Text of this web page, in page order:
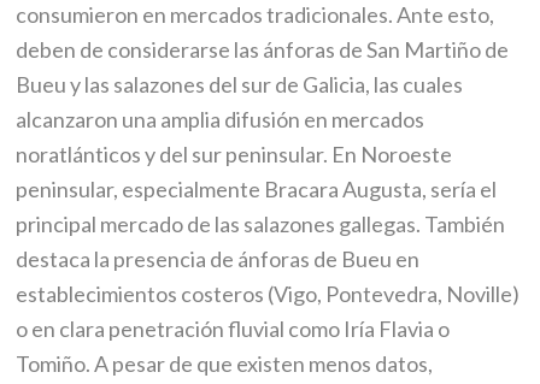
consumieron en mercados tradicionales. Ante esto,
deben de considerarse las ánforas de San Martiño de
Bueu y las salazones del sur de Galicia, las cuales
alcanzaron una amplia difusión en mercados
noratlánticos y del sur peninsular. En Noroeste
peninsular, especialmente Bracara Augusta, sería el
principal mercado de las salazones gallegas. También
destaca la presencia de ánforas de Bueu en
establecimientos costeros (Vigo, Pontevedra, Noville)
o en clara penetración fluvial como Iría Flavia o
Tomiño. A pesar de que existen menos datos,